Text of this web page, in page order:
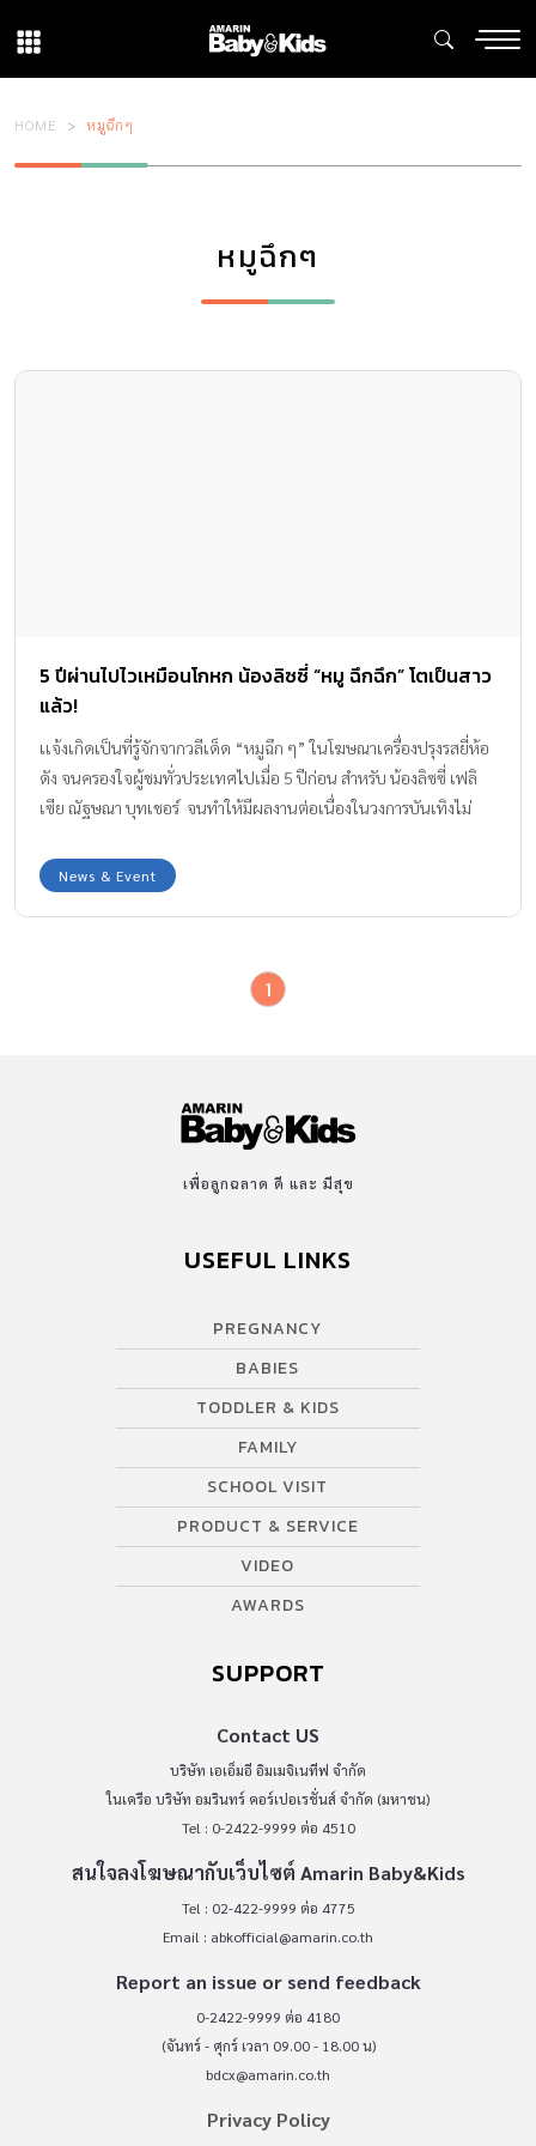
HOME หมูฉึกๆ
หมูฉึกๆ
5 ปีผ่านไปไวเหมือนโกหก น้องลิซซี่ “หมู ฉึกฉึก” โตเป็นสาว
แล้ว!
เเจ้งเกิดเป็นที่รู้จักจากวลีเด็ด “หมูฉึก ๆ” ในโฆษณาเครื่องปรุงรสยี่ห้อ
ดัง จนครองใจผู้ชมทั่วประเทศไปเมื่อ 5 ปีก่อน สำหรับ น้องลิซซี่ เฟลิ
เซีย ณัฐษณา บุทเชอร์ จนทำให้มีผลงานต่อเนื่องในวงการบันเทิงไม่
น่ารัก เเต่ก็ยังคงความสดใสสมวัยเหมือนเดิม เเถมยังฉายเเววสวยเเละ
น่ารักออกมาให้ได้เห็น เชื่อว่าคงจะมีหลายคนถ้าไม่บอกว่านี่คือลิซซี่ หมู
: https://www.facebook.com/Felicia-Butcher-
News & Event
1
เพื่อลูกฉลาด ดี และ มีสุข
USEFUL LINKS
PREGNANCY
BABIES
TODDLER & KIDS
FAMILY
SCHOOL VISIT
PRODUCT & SERVICE
VIDEO
AWARDS
SUPPORT
Contact US
บริษัท เอเอ็มอี อิมเมจิเนทีฟ จำกัด
ในเครือ บริษัท อมรินทร์ คอร์เปอเรชั่นส์ จำกัด (มหาชน)
Tel : 0-2422-9999 ต่อ 4510
สนใจลงโฆษณากับเว็บไซต์ Amarin Baby&Kids
Tel : 02-422-9999 ต่อ 4775
Email : abkofficial@amarin.co.th
Report an issue or send feedback
0-2422-9999 ต่อ 4180
(จันทร์ - ศุกร์ เวลา 09.00 - 18.00 น)
bdcx@amarin.co.th
Privacy Policy